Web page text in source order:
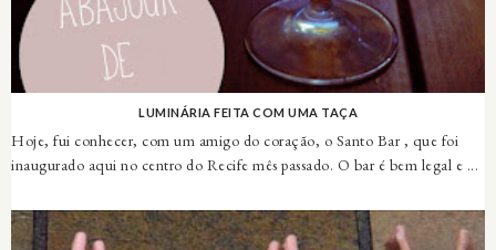
LUMINÁRIA FEITA COM UMA TAÇA
Hoje, fui conhecer, com um amigo do coração, o Santo Bar , que foi
inaugurado aqui no centro do Recife mês passado. O bar é bem legal e ...